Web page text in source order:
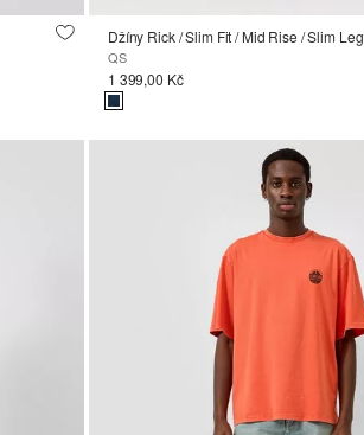
Džíny Rick / Slim Fit / Mid Rise / Slim Leg
QS
1 399,00 Kč